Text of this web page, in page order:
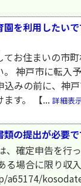
を利用したい
お住まいの市
神戸市に転入
みの前に、神
す。 【... 詳細表
の提出が必要
確定申告を行
る場合に限り収